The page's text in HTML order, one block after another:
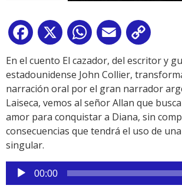
Facebook
X WhatsApp
Email
Link
En el cuento El cazador, del escritor y
estadounidense John Collier,
narración oral por el gran narrador
Laiseca, vemos al señor Allan que
amor para conquistar a Diana, sin
consecuencias que tendrá el uso de
singular.
Reproductor
de
00:00